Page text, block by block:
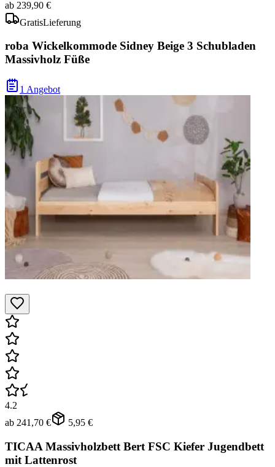
ab 239,90 €
GratisLieferung
roba Wickelkommode Sidney Beige 3 Schubladen
Massivholz Füße
1 Angebot
4.2
ab 241,70 € 5,95 €
TICAA Massivholzbett Bert FSC Kiefer Jugendbett
mit Lattenrost